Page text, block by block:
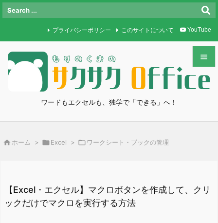
ワードもエクセルも、独学で「できる」へ！


メニュ
検索
プライバシーポリシー このサイトについて YouTube
 ホーム > Excel >  ワークシート・ブックの管理
【Excel・エクセル】マクロボタンを作成して、クリ
ックだけでマクロを実行する方法